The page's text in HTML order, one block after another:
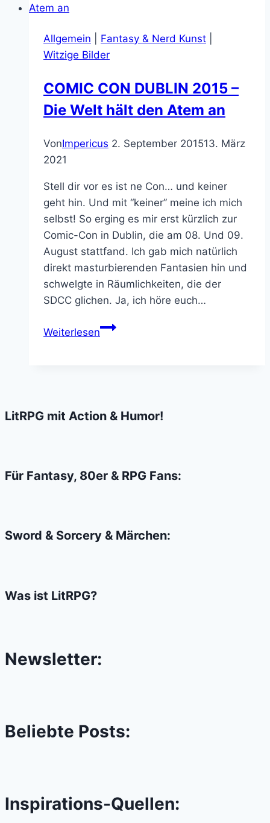
Serien
Revival
Allgemein Fantasy & Nerd Kunst
Witzige Bilder
COMIC CON DUBLIN 2015 –
Die Welt hält den Atem an
VonImpericus 2. September 201513. März
2021
Stell dir vor es ist ne Con… und keiner
geht hin. Und mit “keiner” meine ich mich
selbst! So erging es mir erst kürzlich zur
Comic-Con in Dublin, die am 08. Und 09.
August stattfand. Ich gab mich natürlich
direkt masturbierenden Fantasien hin und
schwelgte in Räumlichkeiten, die der
SDCC glichen. Ja, ich höre euch…
WeiterlesenCOMIC
Welt
Atem
LitRPG mit Action & Humor!
Für Fantasy, 80er & RPG Fans:
Sword & Sorcery & Märchen:
Was ist LitRPG?
Newsletter:
Beliebte Posts:
Inspirations-Quellen: